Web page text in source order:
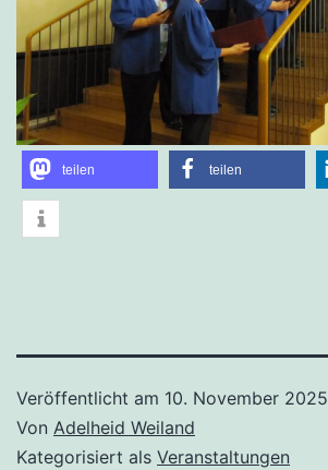
teilen teilen
Veröffentlicht am 10. November 2025
Von Adelheid Weiland
Kategorisiert als Veranstaltungen